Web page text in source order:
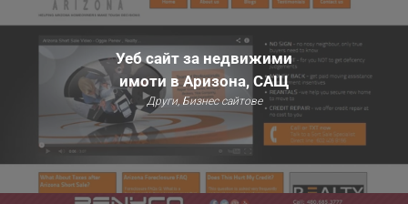
Уеб сайт за недвижими
имоти в Аризона, САЩ
Други, Бизнес сайтове